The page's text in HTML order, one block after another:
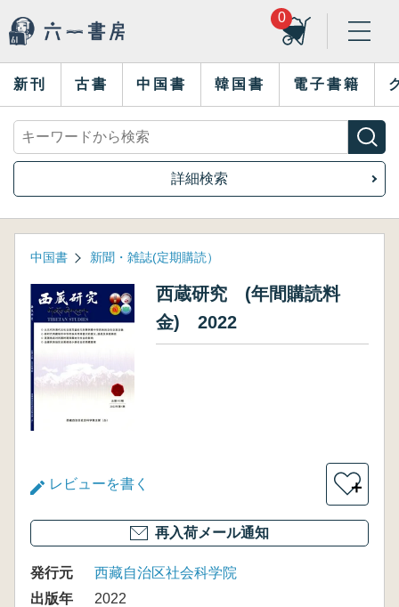
0
新刊 古書 中国書 韓国書 電子書籍
詳細検索
中国書 新聞・雑誌(定期購読）
西蔵研究 (年間購読料
金) 2022
レビューを書く ＋
再入荷メール通知
発行元
西藏自治区社会科学院
出版年
2022